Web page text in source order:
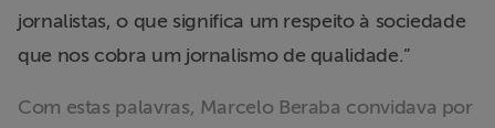
Notícias
jornalistas, o que significa um respeito à sociedade
que nos cobra um jornalismo de qualidade.”
Com estas palavras, Marcelo Beraba convidava por